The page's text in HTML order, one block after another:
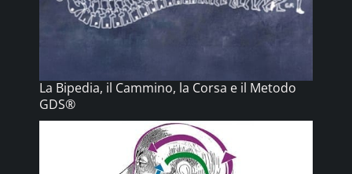
La Bipedia, il Cammino, la Corsa e il Metodo
GDS®